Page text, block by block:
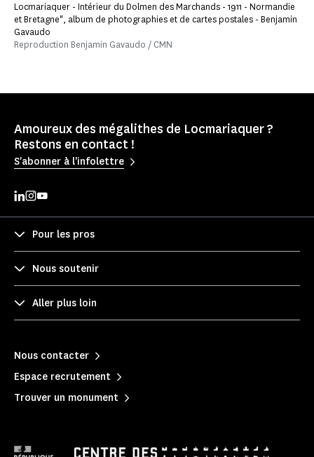
Locmariaquer - Intérieur du Dolmen des Marchands - 1911 - Normandie
et Bretagne", album de photographies et de cartes postales - Benjamin
Gavaudo
Reproduction Benjamin Gavaudo / CMN
Amoureux des mégalithes de Locmariaquer ?
Restons en contact !
S'abonner à l'infolettre
Pour les pros
Nous soutenir
Aller plus loin
Nous contacter
Espace recrutement
Trouver un monument